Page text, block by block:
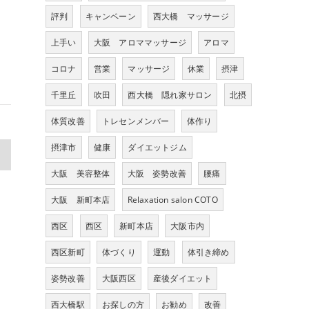
評判 キャンペーン 西大橋 マッサージ
上手い 大阪 アロママッサージ アロマ
コロナ 営業 マッサージ 休業 摂津
千里丘 吹田 西大橋 隠れ家サロン 北摂
体質改善 トレセンメンバー 体作り
摂津市 健康 ダイエットジム
大阪 美容整体 大阪 姿勢改善 腰痛
大阪 新町本店 Relaxation salon COTO
西区 西区 新町本店 大阪市内
西区新町 体づくり 運動 体引き締め
姿勢改善 大阪西区 産後ダイエット
西大橋駅 お探しの方 お勧め 改善